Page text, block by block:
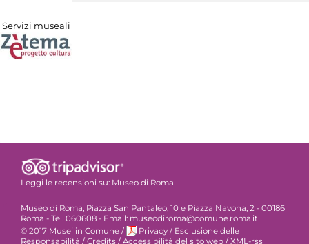
Servizi museali
Leggi le recensioni su: Museo di Roma
Museo di Roma, Piazza San Pantaleo, 10 e Piazza Navona, 2 - 00186
Roma - Tel. 060608 - Email: museodiroma@comune.roma.it
© 2017 Musei in Comune / Privacy / Esclusione delle
Responsabilità /Credits /Accessibilità del sito web /XML-rss